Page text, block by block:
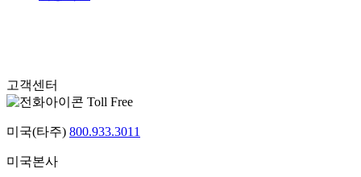
고객센터
Toll Free
미국(타주) 800.933.3011
미국본사